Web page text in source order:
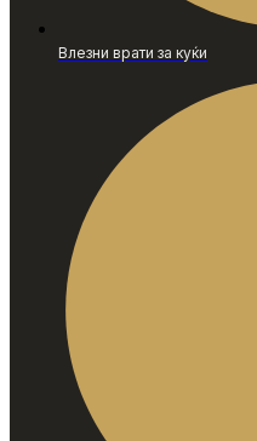
Влезни врати за куќи